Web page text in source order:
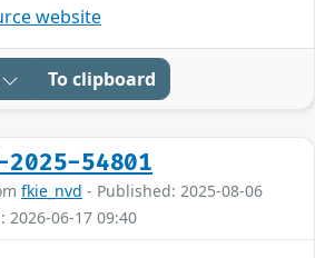
website
To clipboard
2025-54801
fkie_nvd - Published: 2025-08-06
2026-06-17 09:40